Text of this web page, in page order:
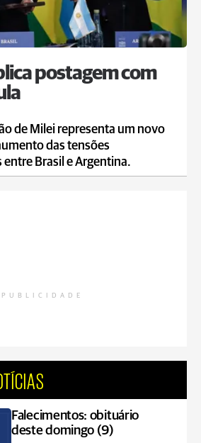
postagem com
de Milei representa um novo
das tensões
Brasil e Argentina.
PUBLICIDADE
Falecimentos: obituário
deste domingo (9)